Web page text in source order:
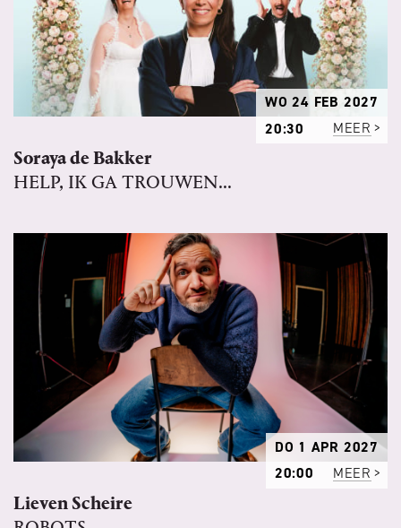
WO 24 FEB 2027
20:30
MEER
Soraya de Bakker
HELP, IK GA TROUWEN...
DO 1 APR 2027
20:00
MEER
Lieven Scheire